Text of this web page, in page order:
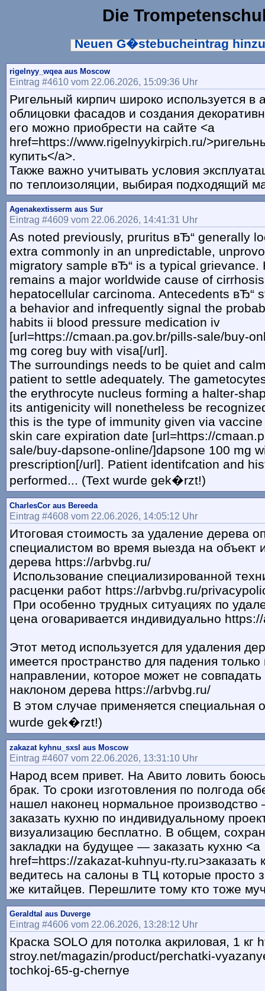
Die
Neuen G�stebucheintrag
rigelnyy_wqea aus Moscow
Eintrag #4610 vom 22.06.2026, 15:09:36 Uhr
Ригельный кирпич широко используется в
облицовки фасадов и создания
его можно приобрести на сайте <a
href=https://www.rigelnyykirpich.ru/
купить</a>.
Также важно учитывать условия
по теплоизоляции, выбирая подходящий
Agenakextisserm aus Sur
Eintrag #4609 vom 22.06.2026, 14:41:31 Uhr
As noted previously, pruritus вЂ“ generally
extra commonly in an unpredictable,
migratory sample вЂ“ is a typical grievance.
remains a major worldwide cause of
hepatocellular carcinoma. Antecedents вЂ“
a behavior and infrequently signal the
habits ii blood pressure medication iv
[url=https://cmaan.pa.gov.br/pills-sale/buy-
mg coreg buy with visa[/url].
The surroundings needs to be quiet and
patient to settle adequately. The
the erythrocyte nucleus forming a halter-
its antigenicity will nonetheless be
this is the type of immunity given via
skin care expiration date [url=https://
sale/buy-dapsone-online/]dapsone 100 mg
prescription[/url]. Patient identifcation and
performed... (Text wurde gek�rzt!)
CharlesCor aus Bereeda
Eintrag #4608 vom 22.06.2026, 14:05:12 Uhr
Итоговая стоимость за удаление дерева
специалистом во время выезда на объект
дерева https://arbvbg.ru/
Использование специализированной
расценки работ https://arbvbg.ru/
При особенно трудных ситуациях по
цена оговаривается индивидуально
Этот метод используется для удаления
имеется пространство для падения
направлении, которое может не
наклоном дерева https://arbvbg.ru/
В этом случае применяется специальная
wurde gek�rzt!)
zakazat kyhnu_sxsl aus Moscow
Eintrag #4607 vom 22.06.2026, 13:31:10 Uhr
Народ всем привет. На Авито ловить
брак. То сроки изготовления по полгода
нашел наконец нормальное производство
заказать кухню по индивидуальному
визуализацию бесплатно. В общем,
закладки на будущее — заказать кухню <a
href=https://zakazat-kuhnyu-rty.ru>заказать
ведитесь на салоны в ТЦ которые просто
же китайцев. Перешлите тому кто тоже
Geraldtal aus Duverge
Eintrag #4606 vom 22.06.2026, 13:28:12 Uhr
Краска SOLO для потолка акриловая, 1 кг
stroy.net/magazin/product/perchatki-
tochkoj-65-g-chernye